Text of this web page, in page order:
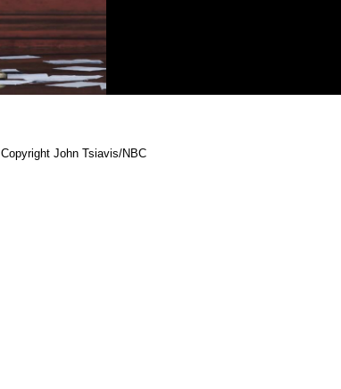
Copyright John Tsiavis/NBC